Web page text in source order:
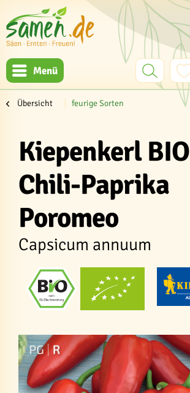
Menü
Übersicht feurige Sorten
Kiepenkerl BIO
Chili-Paprika
Poromeo
Capsicum annuum